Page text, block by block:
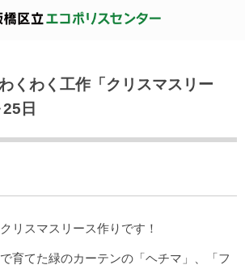
くわく工作「クリスマスリー
日
リスマスリース作りです！
育てた緑のカーテンの「ヘチマ」、「フ